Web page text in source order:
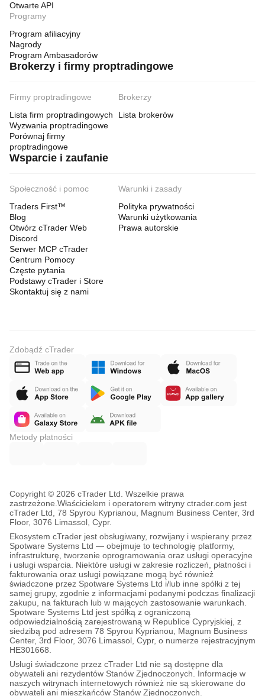
Otwarte API
Programy
Program afiliacyjny
Nagrody
Program Ambasadorów
Brokerzy i firmy proptradingowe
Firmy proptradingowe
Lista firm proptradingowych
Wyzwania proptradingowe
Porównaj firmy
proptradingowe
Brokerzy
Lista brokerów
Wsparcie i zaufanie
Społeczność i pomoc
Traders First™
Blog
Otwórz cTrader Web
Discord
Serwer MCP cTrader
Centrum Pomocy
Częste pytania
Podstawy cTrader i Store
Skontaktuj się z nami
Warunki i zasady
Polityka prywatności
Warunki użytkowania
Prawa autorskie
Zdobądź cTrader
Metody płatności
Copyright © 2026 cTrader Ltd. Wszelkie prawa
zastrzeżone. Właścicielem i operatorem witryny ctrader.com jest
cTrader Ltd, 78 Spyrou Kyprianou, Magnum Business Center, 3rd
Floor, 3076 Limassol, Cypr.
Ekosystem cTrader jest obsługiwany, rozwijany i wspierany przez
Spotware Systems Ltd — obejmuje to technologię platformy,
infrastrukturę, tworzenie oprogramowania oraz usługi operacyjne
i usługi wsparcia. Niektóre usługi w zakresie rozliczeń, płatności i
fakturowania oraz usługi powiązane mogą być również
świadczone przez Spotware Systems Ltd i/lub inne spółki z tej
samej grupy, zgodnie z informacjami podanymi podczas finalizacji
zakupu, na fakturach lub w mających zastosowanie warunkach.
Spotware Systems Ltd jest spółką z ograniczoną
odpowiedzialnością zarejestrowaną w Republice Cypryjskiej, z
siedzibą pod adresem 78 Spyrou Kyprianou, Magnum Business
Center, 3rd Floor, 3076 Limassol, Cypr, o numerze rejestracyjnym
HE301668.
Usługi świadczone przez cTrader Ltd nie są dostępne dla
obywateli ani rezydentów Stanów Zjednoczonych. Informacje w
naszych witrynach internetowych również nie są skierowane do
obywateli ani mieszkańców Stanów Zjednoczonych.